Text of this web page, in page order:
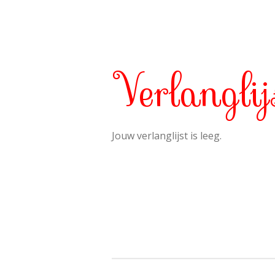
Jouw verlanglijst is leeg.